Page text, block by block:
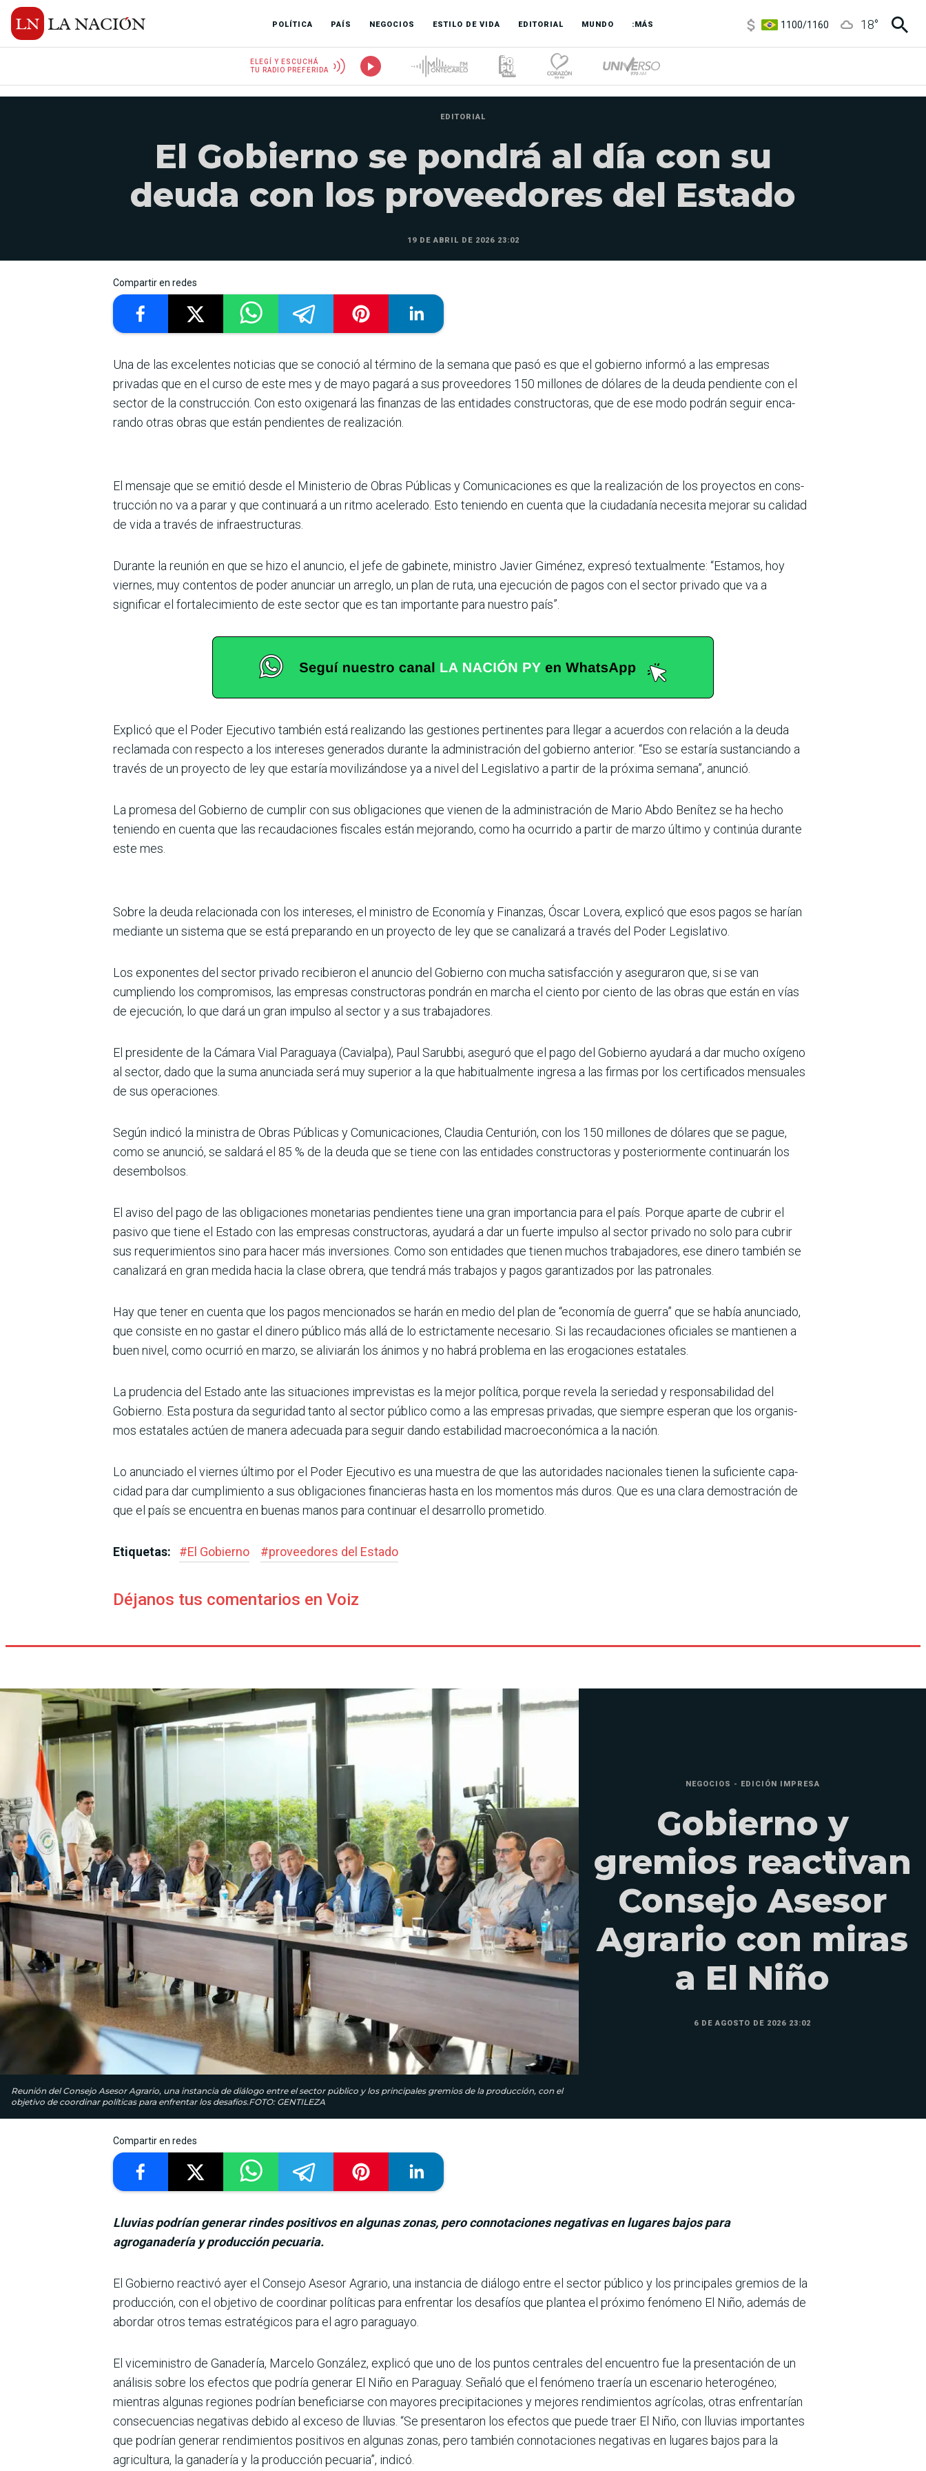
POLÍTICA PAÍS NEGOCIOS ESTILO DE VIDA EDITORIAL MUNDO :MÁS
1100 /1160
18°
ELEGÍ Y ESCUCHÁ
TU RADIO PREFERIDA
EDITORIAL
El Gobierno se pondrá al día con su
deuda con los proveedores del Estado
19 DE ABRIL DE 2026 23:02
Compartir en redes
Una de las excelentes noticias que se conoció al término de la semana que pasó es que el gobierno informó a las empre­sas
privadas que en el curso de este mes y de mayo pagará a sus proveedores 150 millo­nes de dólares de la deuda pendiente con el
sector de la construcción. Con esto oxige­nará las finanzas de las entidades construc­toras, que de ese modo podrán seguir enca­
rando otras obras que están pendientes de realización.
El mensaje que se emitió desde el Ministe­rio de Obras Públicas y Comunicaciones es que la realización de los proyectos en cons­
trucción no va a parar y que continuará a un ritmo acelerado. Esto teniendo en cuenta que la ciudadanía necesita mejorar su cali­dad
de vida a través de infraestructuras.
Durante la reunión en que se hizo el anun­cio, el jefe de gabinete, ministro Javier Giménez, expresó textualmente: “Estamos, hoy
viernes, muy contentos de poder anun­ciar un arreglo, un plan de ruta, una ejecu­ción de pagos con el sector privado que va a
significar el fortalecimiento de este sector que es tan importante para nuestro país”.
Explicó que el Poder Ejecutivo también está realizando las gestiones pertinen­tes para llegar a acuerdos con relación a la deuda
reclamada con respecto a los inte­reses generados durante la administra­ción del gobierno anterior. “Eso se estaría sustanciando a
través de un proyecto de ley que estaría movilizándose ya a nivel del Legislativo a partir de la próxima semana”, anunció.
La promesa del Gobierno de cumplir con sus obligaciones que vienen de la adminis­tración de Mario Abdo Benítez se ha hecho
teniendo en cuenta que las recaudaciones fiscales están mejorando, como ha ocurrido a partir de marzo último y continúa durante
este mes.
Sobre la deuda relacionada con los intere­ses, el ministro de Economía y Finanzas, Óscar Lovera, explicó que esos pagos se harían
mediante un sistema que se está pre­parando en un proyecto de ley que se canali­zará a través del Poder Legislativo.
Los exponentes del sector privado reci­bieron el anuncio del Gobierno con mucha satisfacción y aseguraron que, si se van
cumpliendo los compromisos, las empresas constructoras pondrán en marcha el ciento por ciento de las obras que están en vías
de ejecución, lo que dará un gran impulso al sector y a sus trabajadores.
El presidente de la Cámara Vial Paraguaya (Cavialpa), Paul Sarubbi, aseguró que el pago del Gobierno ayudará a dar mucho oxí­geno
al sector, dado que la suma anunciada será muy superior a la que habitualmente ingresa a las firmas por los certificados mensuales
de sus operaciones.
Según indicó la ministra de Obras Públicas y Comunicaciones, Claudia Centurión, con los 150 millones de dólares que se pague,
como se anunció, se saldará el 85 % de la deuda que se tiene con las entidades cons­tructoras y posteriormente continuarán los
desembolsos.
El aviso del pago de las obligaciones mone­tarias pendientes tiene una gran importan­cia para el país. Porque aparte de cubrir el
pasivo que tiene el Estado con las empre­sas constructoras, ayudará a dar un fuerte impulso al sector privado no solo para cubrir
sus requerimientos sino para hacer más inversiones. Como son entidades que tienen muchos trabajadores, ese dinero también se
canalizará en gran medida hacia la clase obrera, que tendrá más trabajos y pagos garantizados por las patronales.
Hay que tener en cuenta que los pagos men­cionados se harán en medio del plan de “economía de guerra” que se había anun­ciado,
que consiste en no gastar el dinero público más allá de lo estrictamente necesa­rio. Si las recaudaciones oficiales se mantie­nen a
buen nivel, como ocurrió en marzo, se aliviarán los ánimos y no habrá problema en las erogaciones estatales.
La prudencia del Estado ante las situacio­nes imprevistas es la mejor política, por­que revela la seriedad y responsabilidad del
Gobierno. Esta postura da seguridad tanto al sector público como a las empresas pri­vadas, que siempre esperan que los organis­
mos estatales actúen de manera adecuada para seguir dando estabilidad macroeconó­mica a la nación.
Lo anunciado el viernes último por el Poder Ejecutivo es una muestra de que las autori­dades nacionales tienen la suficiente capa­
cidad para dar cumplimiento a sus obliga­ciones financieras hasta en los momentos más duros. Que es una clara demostración de
que el país se encuentra en buenas manos para continuar el desarrollo prometido.
Etiquetas: #El Gobierno #proveedores del Estado
Déjanos tus comentarios en Voiz
Reunión del Consejo Asesor Agrario, una instancia de diálogo entre el sector público y los principales gremios de la producción, con el
objetivo de coordinar políticas para enfrentar los desafíos.FOTO: GENTILEZA
NEGOCIOS - EDICIÓN IMPRESA
Gobierno y
gremios reactivan
Consejo Asesor
Agrario con miras
a El Niño
6 DE AGOSTO DE 2026 23:02
Compartir en redes
Lluvias podrían generar rindes positivos en algunas zonas, pero connotaciones negativas en lugares bajos para
agroganadería y producción pecuaria.
El Gobierno reactivó ayer el Consejo Ase­sor Agrario, una ins­tancia de diálogo entre el sec­tor público y los principales gremios de la
producción, con el objetivo de coordinar polí­ticas para enfrentar los desa­fíos que plantea el próximo fenómeno El Niño, además de
abordar otros temas estraté­gicos para el agro paraguayo.
El viceministro de Gana­dería, Marcelo González, explicó que uno de los puntos centrales del encuentro fue la presentación de un
análisis sobre los efectos que podría generar El Niño en Paraguay. Señaló que el fenómeno trae­ría un escenario heterogéneo;
mientras algunas regiones podrían beneficiarse con mayores precipitaciones y mejores rendimientos agrí­colas, otras enfrentarían
con­secuencias negativas debido al exceso de lluvias. “Se pre­sentaron los efectos que puede traer El Niño, con llu­vias importantes
que podrían generar rendimientos posi­tivos en algunas zonas, pero también connotaciones nega­tivas en lugares bajos para la
agricultura, la ganadería y la producción pecuaria”, indicó.